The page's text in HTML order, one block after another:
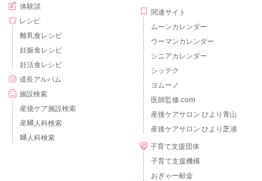
体験談
レシピ
離乳食レシピ
妊娠食レシピ
妊活食レシピ
成長アルバム
施設検索
産後ケア施設検索
産婦人科検索
婦人科検索
関連サイト
ムーンカレンダー
ウーマンカレンダー
シニアカレンダー
シッテク
ヨムーノ
医師監修.com
産後ケアサロン ひより青山
産後ケアサロン ひより芝浦
子育て支援団体
子育て支援機構
おぎゃー献金